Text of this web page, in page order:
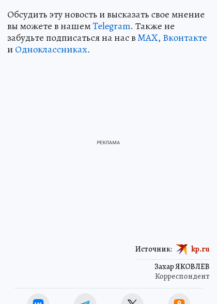
Обсудить эту новость и высказать свое мнение
вы можете в нашемTelegram. Также не
забудьте подписаться на нас вMAX, Вконтакте
и Одноклассниках.
Захар ЯКОВЛЕВ
Корреспондент
Источник: kp.ru